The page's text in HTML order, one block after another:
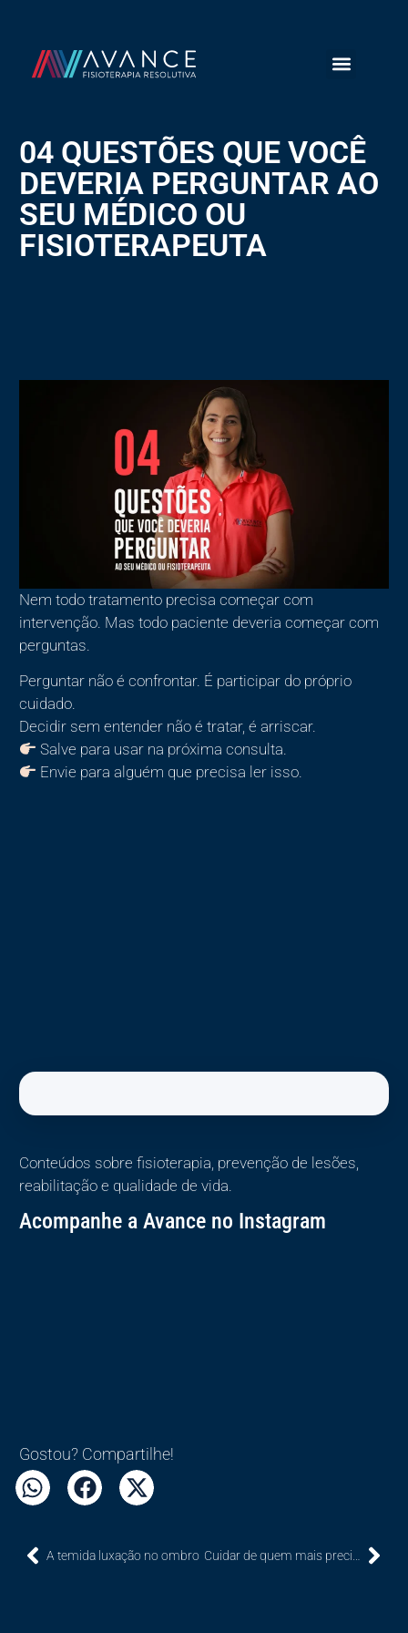
04 QUESTÕES QUE VOCÊ
DEVERIA PERGUNTAR AO
SEU MÉDICO OU
FISIOTERAPEUTA
Nem todo tratamento precisa começar com
intervenção. Mas todo paciente deveria começar com
perguntas.
Perguntar não é confrontar. É participar do próprio
cuidado.
Decidir sem entender não é tratar, é arriscar.
Salve para usar na próxima consulta.
Envie para alguém que precisa ler isso.
Acompanhe a Avance no Instagram
Conteúdos sobre fisioterapia, prevenção de lesões,
reabilitação e qualidade de vida.
Gostou? Compartilhe!
A temida luxação no ombro